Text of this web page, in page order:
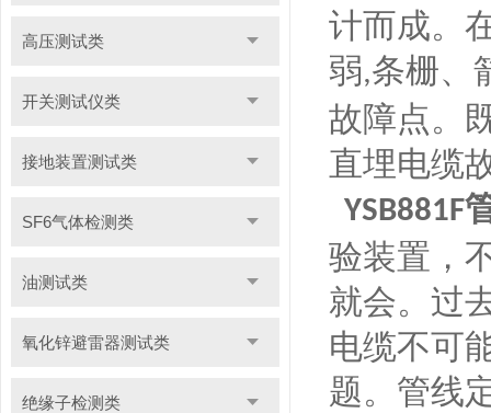
高压测试类
开关测试仪类
接地装置测试类
SF6气体检测类
油测试类
氧化锌避雷器测试类
绝缘子检测类
计而成。
弱,条栅、
故障点。
直埋电缆
YSB881F
验装置，
就会。 过
电缆不可
题。管线